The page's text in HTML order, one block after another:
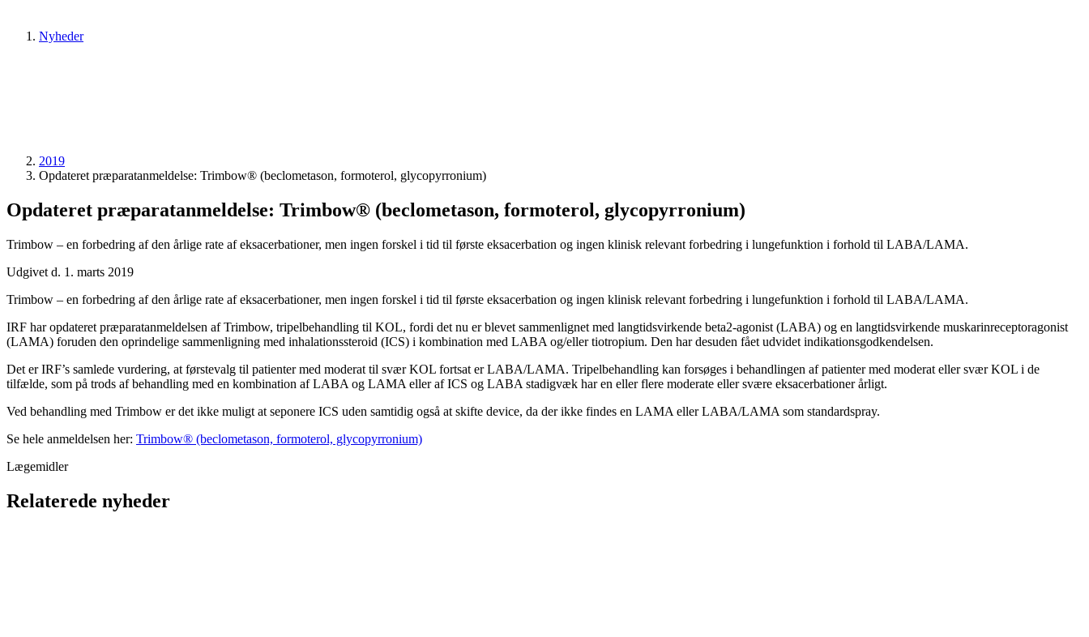
Nyheder
2019
Opdateret præparatanmeldelse: Trimbow® (beclometason, formoterol, glycopyrronium)
Opdateret præparatanmeldelse: Trimbow® (beclometason, formoterol, glycopyrronium)
Trimbow – en forbedring af den årlige rate af eksacerbationer, men ingen forskel i tid til første eksacerbation og ingen klinisk relevant forbedring i lungefunktion i forhold til LABA/LAMA.
Udgivet d. 1. marts 2019
Trimbow – en forbedring af den årlige rate af eksacerbationer, men ingen forskel i tid til første eksacerbation og ingen klinisk relevant forbedring i lungefunktion i forhold til LABA/LAMA.
IRF har opdateret præparatanmeldelsen af Trimbow, tripelbehandling til KOL, fordi det nu er blevet sammenlignet med langtidsvirkende beta2-agonist (LABA) og en langtidsvirkende muskarinreceptoragonist
(LAMA) foruden den oprindelige sammenligning med inhalationssteroid (ICS) i kombination med LABA og/eller tiotropium. Den har desuden fået udvidet indikationsgodkendelsen.
Det er IRF’s samlede vurdering, at førstevalg til patienter med moderat til svær KOL fortsat er LABA/LAMA. Tripelbehandling kan forsøges i behandlingen af patienter med moderat eller svær KOL i de
tilfælde, som på trods af behandling med en kombination af LABA og LAMA eller af ICS og LABA stadigvæk har en eller flere moderate eller svære eksacerbationer årligt.
Ved behandling med Trimbow er det ikke muligt at seponere ICS uden samtidig også at skifte device, da der ikke findes en LAMA eller LABA/LAMA som standardspray.
Se hele anmeldelsen her: Trimbow® (beclometason, formoterol, glycopyrronium)
Lægemidler
Relaterede nyheder